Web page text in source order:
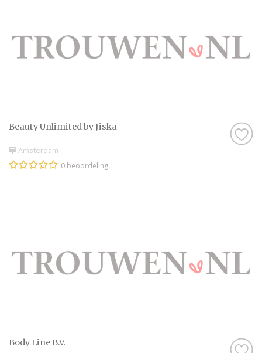
Beauty Unlimited by Jiska
Amsterdam
0 beoordeling
Body Line B.V.